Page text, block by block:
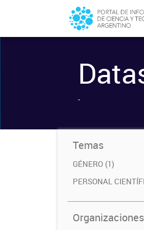
-
Temas
GÉNERO (1)
PERSONAL
Organizaciones